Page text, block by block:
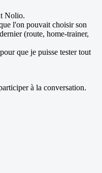
Nolio.
l'on pouvait choisir son
(route, home-trainer,
que je puisse tester tout
à la conversation.